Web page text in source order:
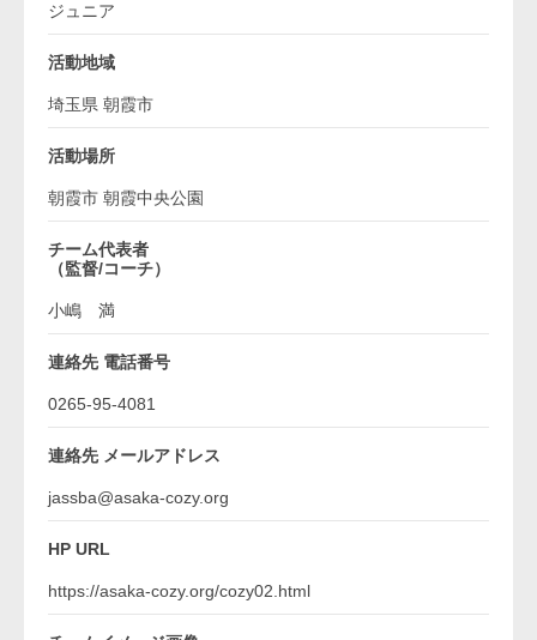
ジュニア
活動地域
埼玉県 朝霞市
活動場所
朝霞市 朝霞中央公園
チーム代表者
（監督/コーチ）
小嶋 満
連絡先 電話番号
0265-95-4081
連絡先 メールアドレス
jassba@asaka-cozy.org
HP URL
https://asaka-cozy.org/cozy02.html